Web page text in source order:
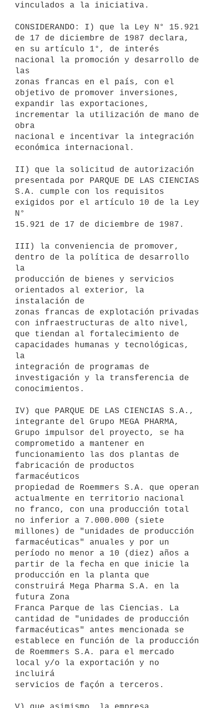
vinculados a la iniciativa.
CONSIDERANDO: I) que la Ley N° 15.921
de 17 de diciembre de 1987 declara,
en su artículo 1°, de interés
nacional la promoción y desarrollo de
las
zonas francas en el país, con el
objetivo de promover inversiones,
expandir las exportaciones,
incrementar la utilización de mano de
obra
nacional e incentivar la integración
económica internacional.
II) que la solicitud de autorización
presentada por PARQUE DE LAS CIENCIAS
S.A. cumple con los requisitos
exigidos por el artículo 10 de la Ley
N°
15.921 de 17 de diciembre de 1987.
III) la conveniencia de promover,
dentro de la política de desarrollo
la
producción de bienes y servicios
orientados al exterior, la
instalación de
zonas francas de explotación privadas
con infraestructuras de alto nivel,
que tiendan al fortalecimiento de
capacidades humanas y tecnológicas,
la
integración de programas de
investigación y la transferencia de
conocimientos.
IV) que PARQUE DE LAS CIENCIAS S.A.,
integrante del Grupo MEGA PHARMA,
Grupo impulsor del proyecto, se ha
comprometido a mantener en
funcionamiento las dos plantas de
fabricación de productos
farmacéuticos
propiedad de Roemmers S.A. que operan
actualmente en territorio nacional
no franco, con una producción total
no inferior a 7.000.000 (siete
millones) de "unidades de producción
farmacéuticas" anuales y por un
período no menor a 10 (diez) años a
partir de la fecha en que inicie la
producción en la planta que
construirá Mega Pharma S.A. en la
futura Zona
Franca Parque de las Ciencias. La
cantidad de "unidades de producción
farmacéuticas" antes mencionada se
establece en función de la producción
de Roemmers S.A. para el mercado
local y/o la exportación y no
incluirá
servicios de façón a terceros.